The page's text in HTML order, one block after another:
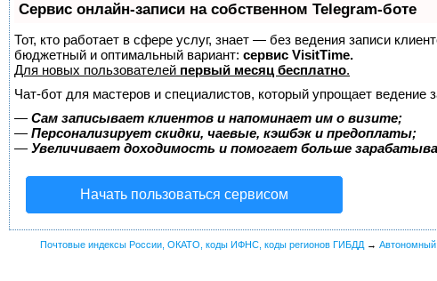
Сервис онлайн-записи на собственном Telegram-боте
Тот, кто работает в сфере услуг, знает — без ведения записи
бюджетный и оптимальный вариант: сервис VisitTime.
Для новых пользователей первый месяц бесплатно.
Чат-бот для мастеров и специалистов, который упрощает ведение
— Сам записывает клиентов и напоминает им о визите;
— Персонализирует скидки, чаевые, кэшбэк и предоплаты;
— Увеличивает доходимость и помогает больше
Начать пользоваться сервисом
Почтовые индексы России, ОКАТО, коды ИФНС, коды регионов ГИБДД → Автономный